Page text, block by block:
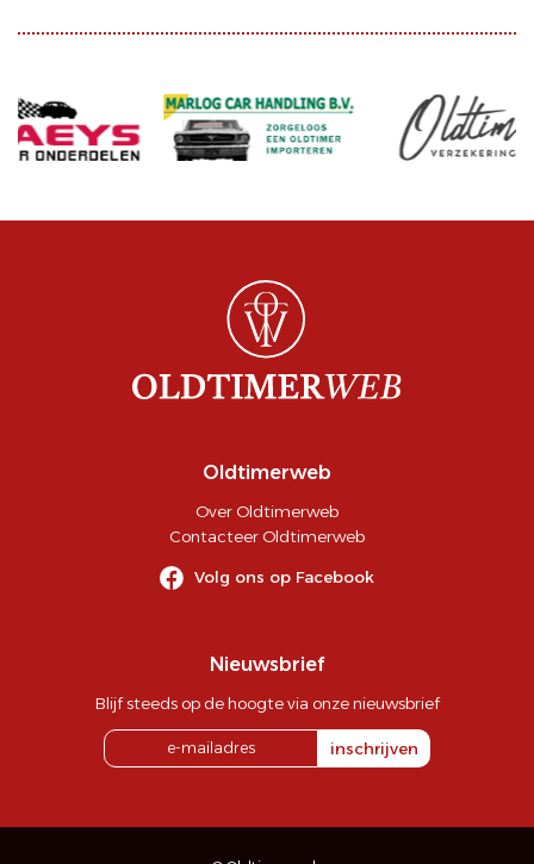
Oldtimerweb
Over Oldtimerweb
Contacteer Oldtimerweb
Volg ons op Facebook
Nieuwsbrief
Blijf steeds op de hoogte via onze nieuwsbrief
inschrijven